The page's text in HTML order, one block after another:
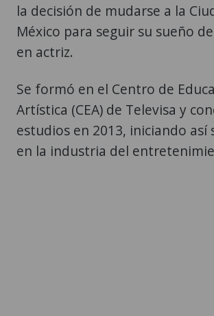
la decisión de mudarse a la
México para seguir su sueño
en actriz.
Se formó en el Centro de
Artística (CEA) de Televisa y
estudios en 2013, iniciando así
en la industria del